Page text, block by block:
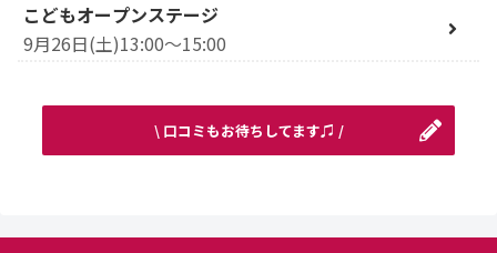
こどもオープンステージ
9月26日(土)13:00～15:00
\ 口コミもお待ちしてます♫ /